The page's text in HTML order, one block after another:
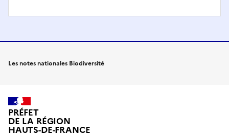
Les notes nationales Biodiversité
PRÉFET
DE LA RÉGION
HAUTS-DE-FRANCE